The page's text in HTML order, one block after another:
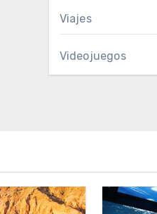
Viajes
Videojuegos